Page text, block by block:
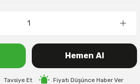
Hemen Al
Tavsiye Et Fiyatı Düşünce Haber Ver